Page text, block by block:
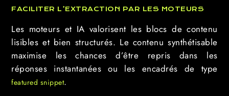
FACILITER L’EXTRACTION PAR LES MOTEURS
Les moteurs et IA valorisent les blocs de contenu
lisibles et bien structurés. Le contenu synthétisable
maximise les chances d’être repris dans les
réponses instantanées ou les encadrés de type
featured snippet.